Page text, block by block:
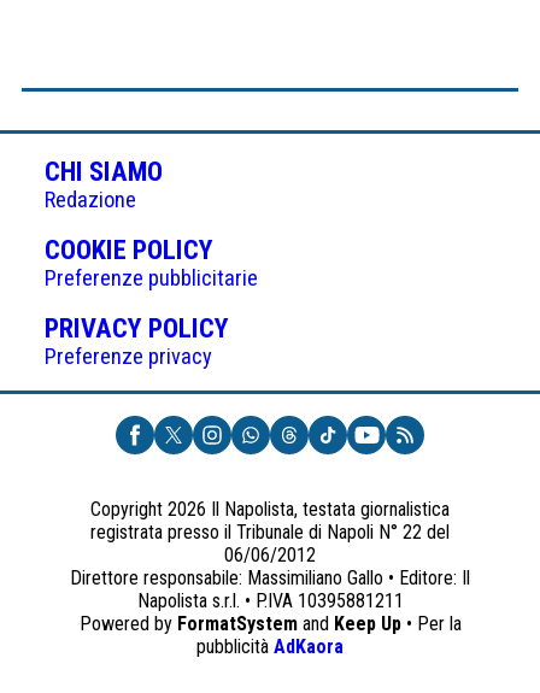
CHI SIAMO
Redazione
COOKIE POLICY(APRE
IN
UNA
NUOVA
Preferenze pubblicitarie
PRIVACY POLICY(APRE
UNA
NUOVA
SCHEDA)
Preferenze privacy
Copyright 2026 Il Napolista, testata giornalistica
registrata presso il Tribunale di Napoli N° 22 del
06/06/2012
Direttore responsabile: Massimiliano Gallo • Editore: Il
Napolista s.r.l. • P.IVA 10395881211
Powered by FormatSystemand Keep Up• Per la
pubblicità AdKaora